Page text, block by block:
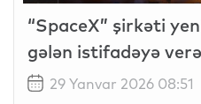
“SpaceX” şirkəti
gələn istifadəyə
29 Yanvar 2026 08:51